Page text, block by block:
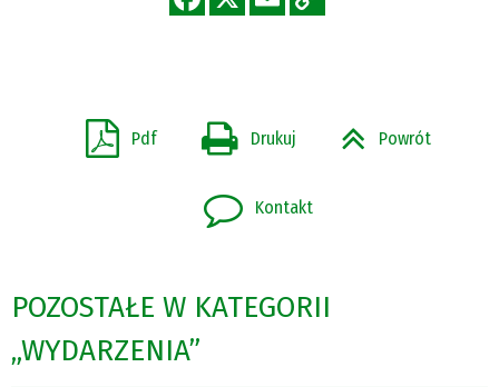
Pdf Drukuj Powrót
Kontakt
POZOSTAŁE W KATEGORII
„WYDARZENIA”